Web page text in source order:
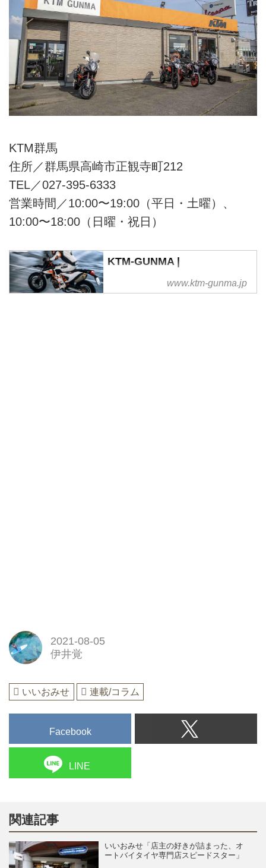
KTM群馬
住所／群馬県高崎市正観寺町212
TEL／027-395-6333
営業時間／10:00〜19:00（平日・土曜）、
10:00〜18:00（日曜・祝日）
KTM-GUNMA |
www.ktm-gunma.jp
2021-08-05
伊井覚
いいおみせ 連載/コラム
Facebook
LINE
関連記事
いいおみせ「店主の好きが詰まった、オ
ートバイタイヤ専門店スピードスター」